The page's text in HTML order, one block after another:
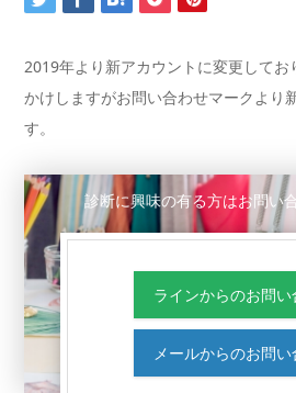
2019年より新アカウントに変更して
かけしますがお問い合わせマークより
す。
診断に興味の有る方はお問い
ラインからのお問
メールからのお問